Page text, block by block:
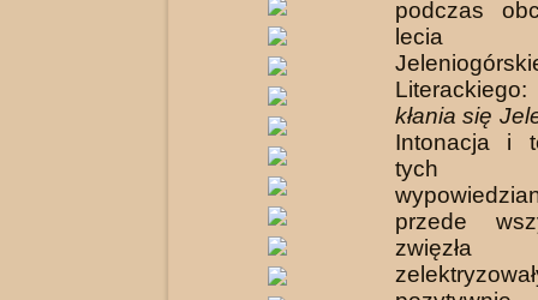
podczas
lecia
kłania się
Intonacja i
tych
przede